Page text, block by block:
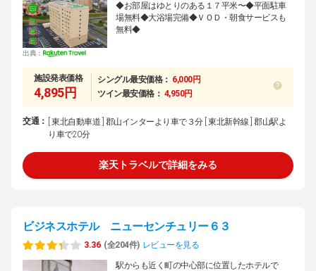
出典：
◆お部屋はゆとりのある１７平米〜◆平面駐車
場無料◆大浴場完備◆ＶＯＤ・朝食サービスも
無料◆
施設発表価格
4,895円
シングル最安価格： 6,000円
ツイン最安価格： 4,950円
交通：
[ 東北自動車道 ] 郡山インターより車で３分 [ 東北新幹線 ] 郡山駅よ
り車で20分
楽天トラベルで詳細をみる
ビジネスホテル ニューセンチュリー６３
3.36 (全204件) レビューを見る
駅からも近く町の中心部に位置したホテルで